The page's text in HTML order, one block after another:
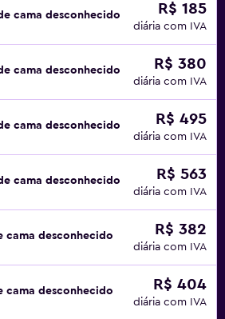
cama desconhecido R$ 185
diária com IVA
cama desconhecido R$ 380
diária com IVA
cama desconhecido R$ 495
diária com IVA
cama desconhecido R$ 563
diária com IVA
desconhecido R$ 382
diária com IVA
desconhecido R$ 404
diária com IVA